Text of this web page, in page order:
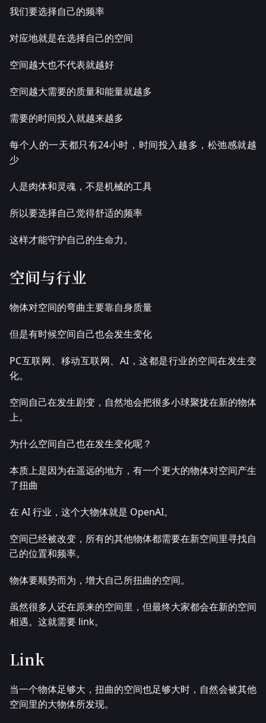
我们要选择自己的频率
对应地就是在选择自己的空间
空间越大也不代表就越好
空间越大需要的质量和能量就越多
需要的时间投入就越来越多
每个人的一天都只有24小时，时间投入越多，松弛感就越
少
人是肉体和灵魂，不是机械的工具
所以要选择自己觉得舒适的频率
这样才能守护自己的生命力。
空间与行业
物体对空间的弯曲主要靠自身质量
但是有时候空间自己也会发生变化
PC互联网、移动互联网、AI，这都是行业的空间在发生变
化。
空间自己在发生剧变，自然地会把很多小球聚拢在新的物体
上。
为什么空间自己也在发生变化呢？
本质上是因为在遥远的地方，有一个更大的物体对空间产生
了扭曲
在 AI 行业，这个大物体就是 OpenAI。
空间已经被改变，所有的其他物体都需要在新空间里寻找自
己的位置和频率。
物体要顺势而为，增大自己所扭曲的空间。
虽然很多人还在原来的空间里，但最终大家都会在新的空间
相遇。这就需要 link。
Link
当一个物体足够大，扭曲的空间也足够大时，自然会被其他
空间里的大物体所发现。